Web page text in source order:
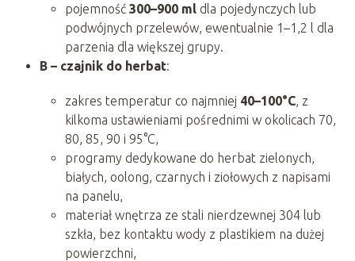
pojemność 300–900 ml dla pojedynczych lub
podwójnych przelewów, ewentualnie 1–1,2 l dla
parzenia dla większej grupy.
B – czajnik do herbat:
zakres temperatur co najmniej 40–100°C, z
kilkoma ustawieniami pośrednimi w okolicach 70,
80, 85, 90 i 95°C,
programy dedykowane do herbat zielonych,
białych, oolong, czarnych i ziołowych z napisami
na panelu,
materiał wnętrza ze stali nierdzewnej 304 lub
szkła, bez kontaktu wody z plastikiem na dużej
powierzchni,